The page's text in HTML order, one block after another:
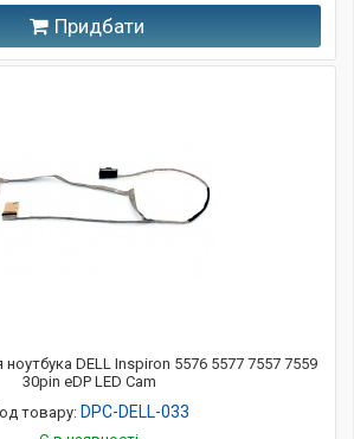
Придбати
DELL Inspiron 5576 5577 7557 7559
30pin eDP LED Cam
товару: DPC-DELL-033